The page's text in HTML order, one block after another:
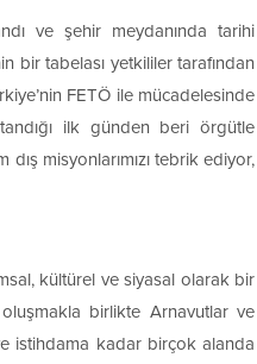
ve şehir meydanında tarihi
bir tabelası yetkililer tarafından
FETÖ ile mücadelesinde
ilk günden beri örgütle
misyonlarımızı tebrik ediyor,
kültürel ve siyasal olarak bir
birlikte Arnavutlar ve
istihdama kadar birçok alanda